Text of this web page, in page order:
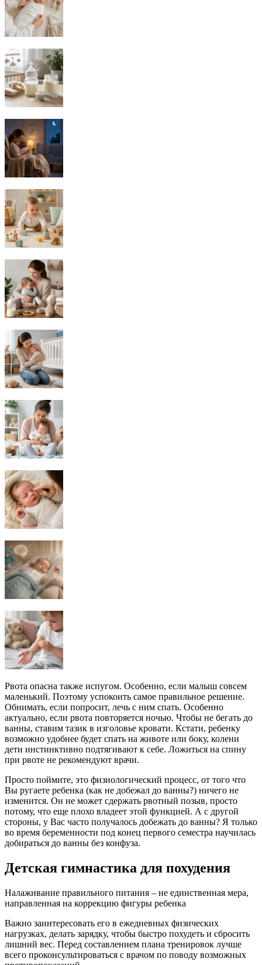
Рвота опасна также испугом. Особенно, если малыш совсем
маленький. Поэтому успокоить самое правильное решение.
Обнимать, если попросит, лечь с ним спать. Особенно
актуально, если рвота повторяется ночью. Чтобы не бегать до
ванны, ставим тазик в изголовье кровати. Кстати, ребенку
возможно удобнее будет спать на животе или боку, колени
дети инстинктивно подтягивают к себе. Ложиться на спину
при рвоте не рекомендуют врачи.
Просто поймите, это физиологический процесс, от того что
Вы ругаете ребенка (как не добежал до ванны?) ничего не
изменится. Он не может сдержать рвотный позыв, просто
потому, что еще плохо владеет этой функцией. А с другой
стороны, у Вас часто получалось добежать до ванны? Я только
во время беременности под конец первого семестра научилась
добираться до ванны без конфуза.
Детская гимнастика для похудения
Налаживание правильного питания – не единственная мера,
направленная на коррекцию фигуры ребенка
Важно заинтересовать его в ежедневных физических
нагрузках, делать зарядку, чтобы быстро похудеть и сбросить
лишний вес. Перед составлением плана тренировок лучше
всего проконсультироваться с врачом по поводу возможных